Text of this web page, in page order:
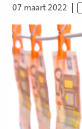
07 maart 2022